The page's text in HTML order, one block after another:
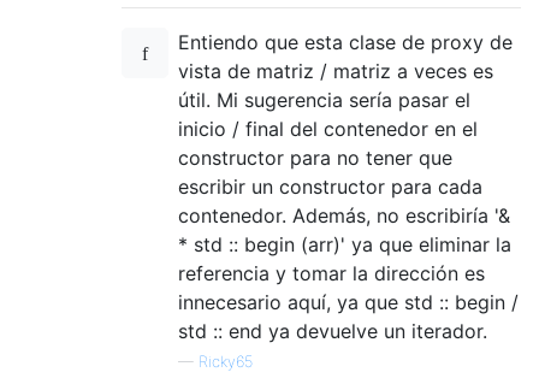
Entiendo que esta clase de proxy de
vista de matriz / matriz a veces es
útil. Mi sugerencia sería pasar el
inicio / final del contenedor en el
constructor para no tener que
escribir un constructor para cada
contenedor. Además, no escribiría '&
* std :: begin (arr)' ya que eliminar la
referencia y tomar la dirección es
innecesario aquí, ya que std :: begin /
std :: end ya devuelve un iterador.
— Ricky65